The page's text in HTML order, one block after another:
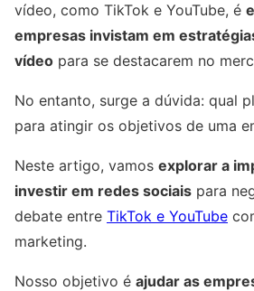
vídeo, como TikTok e YouTube, é
empresas invistam em
vídeo para se destacarem no
No entanto, surge a dúvida: qual
para atingir os objetivos de uma
Neste artigo, vamos explorar a
investir em redes sociais para
debate entre TikTok e YouTube
marketing.
Nosso objetivo é ajudar as